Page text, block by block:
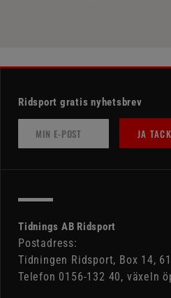
Ridsport gratis nyhetsbrev
JA
Tidnings AB Ridsport
Postadress:
Tidningen Ridsport, Box 14,
Telefon 0156-132 40, växeln